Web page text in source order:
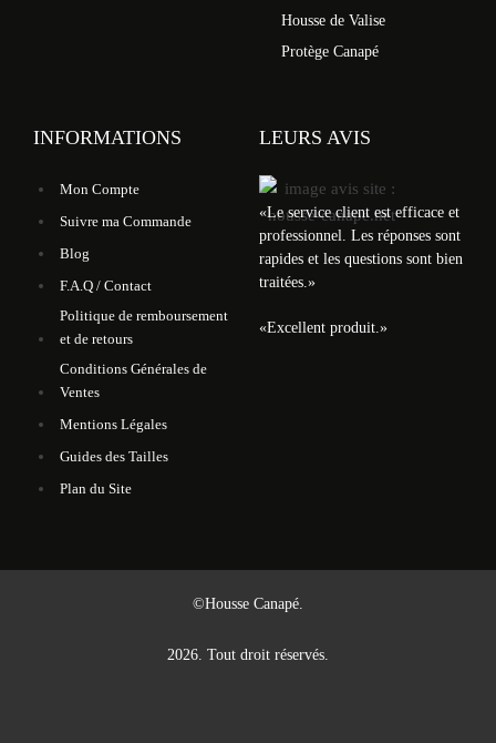
Housse de Valise
Protège Canapé
INFORMATIONS
Mon Compte
Suivre ma Commande
Blog
F.A.Q / Contact
Politique de remboursement
et de retours
Conditions Générales de
Ventes
Mentions Légales
Guides des Tailles
Plan du Site
LEURS AVIS
«Le service client est efficace et
professionnel. Les réponses sont
rapides et les questions sont bien
traitées.»
«Excellent produit.»
©Housse Canapé.
2026. Tout droit réservés.